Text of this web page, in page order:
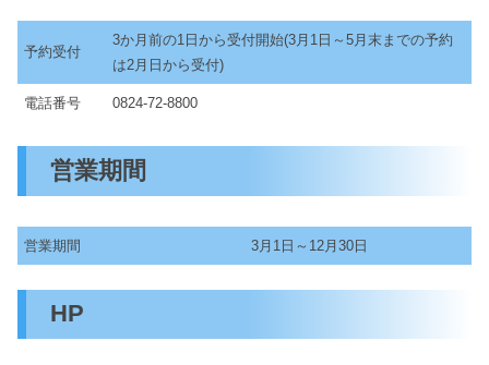
予約受付
3か月前の1日から受付開始(3月1日～5月末までの予約
は2月日から受付)
電話番号 0824-72-8800
営業期間
営業期間 3月1日～12月30日
HP